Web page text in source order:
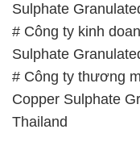
Sulphate
# Công ty kinh
Sulphate
# Công ty thương
Copper Sulphate
Thailand